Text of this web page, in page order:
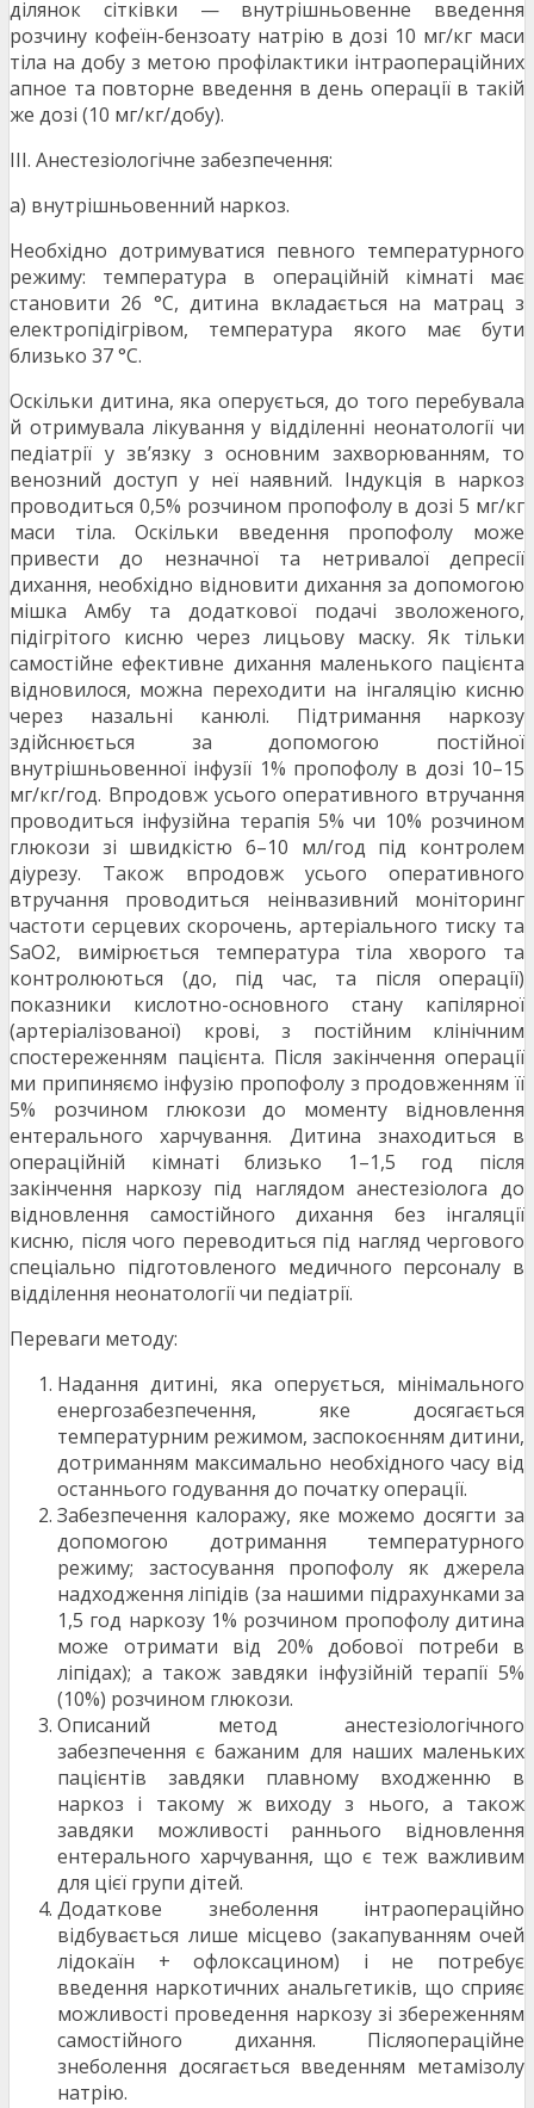
ділянок сітківки — внутрішньовенне введення
розчину кофеїн-бензоату натрію в дозі 10 мг/кг маси
тіла на добу з метою профілактики інтраопераційних
апное та повторне введення в день операції в такій
же дозі (10 мг/кг/добу).
ІІІ. Анестезіологічне забезпечення:
а) внутрішньовенний наркоз.
Необхідно дотримуватися певного температурного
режиму: температура в операційній кімнаті має
становити 26 °С, дитина вкладається на матрац з
електропідігрівом, температура якого має бути
близько 37 °С.
Оскільки дитина, яка оперується, до того перебувала
й отримувала лікування у відділенні неонатології чи
педіатрії у зв’язку з основним захворюванням, то
венозний доступ у неї наявний. Індукція в наркоз
проводиться 0,5% розчином пропофолу в дозі 5 мг/кг
маси тіла. Оскільки введення пропофолу може
привести до незначної та нетривалої депресії
дихання, необхідно відновити дихання за допомогою
мішка Амбу та додаткової подачі зволоженого,
підігрітого кисню через лицьову маску. Як тільки
самостійне ефективне дихання маленького пацієнта
відновилося, можна переходити на інгаляцію кисню
через назальні канюлі. Підтримання наркозу
здійснюється за допомогою постійної
внутрішньовенної інфузії 1% пропофолу в дозі 10–15
мг/кг/год. Впродовж усього оперативного втручання
проводиться інфузійна терапія 5% чи 10% розчином
глюкози зі швидкістю 6–10 мл/год під контролем
діурезу. Також впродовж усього оперативного
втручання проводиться неінвазивний моніторинг
частоти серцевих скорочень, артеріального тиску та
SaO2, вимірюється температура тіла хворого та
контролюються (до, під час, та після операції)
показники кислотно-основного стану капілярної
(артеріалізованої) крові, з постійним клінічним
спостереженням пацієнта. Після закінчення операції
ми припиняємо інфузію пропофолу з продовженням її
5% розчином глюкози до моменту відновлення
ентерального харчування. Дитина знаходиться в
операційній кімнаті близько 1–1,5 год після
закінчення наркозу під наглядом анестезіолога до
відновлення самостійного дихання без інгаляції
кисню, після чого переводиться під нагляд чергового
спеціально підготовленого медичного персоналу в
відділення неонатології чи педіатрії.
Переваги методу:
Надання дитині, яка оперується, мінімального
енергозабезпечення, яке досягається
температурним режимом, заспокоєнням дитини,
дотриманням максимально необхідного часу від
останнього годування до початку операції.
Забезпечення калоражу, яке можемо досягти за
допомогою дотримання температурного
режиму; застосування пропофолу як джерела
надходження ліпідів (за нашими підрахунками за
1,5 год наркозу 1% розчином пропофолу дитина
може отримати від 20% добової потреби в
ліпідах); а також завдяки інфузійній терапії 5%
(10%) розчином глюкози.
Описаний метод анестезіологічного
забезпечення є бажаним для наших маленьких
пацієнтів завдяки плавному входженню в
наркоз і такому ж виходу з нього, а також
завдяки можливості раннього відновлення
ентерального харчування, що є теж важливим
для цієї групи дітей.
Додаткове знеболення інтраопераційно
відбувається лише місцево (закапуванням очей
лідокаїн + офлоксацином) і не потребує
введення наркотичних анальгетиків, що сприяє
можливості проведення наркозу зі збереженням
самостійного дихання. Післяопераційне
знеболення досягається введенням метамізолу
натрію.